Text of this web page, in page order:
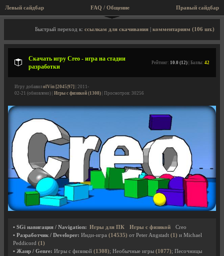
Левый сайдбар Правый сайдбар
FAQ / Общение
Описание игры, скриншоты, видео
Быстрый переход к: ссылкам для скачивания комментариям (106 шт.)
Скачать игру Creo - игра на стадии
разработки
Рейтинг: 10.0 (12) | Баллы: 42
Игру добавил olVin [2045|97] | 2011-
02-21 (обновлено) | Игры с физикой (1308) | Просмотров: 30256
• SGi навигация / Navigation: Игры для ПК Игры с физикой
Creo
• Разработчик / Developer: Инди-игра (14535) от Peter Angstadt (1) и Michael
Peddicord (1)
• Жанр / Genre: Игры с физикой (1308); Необычные игры (1077); Песочницы